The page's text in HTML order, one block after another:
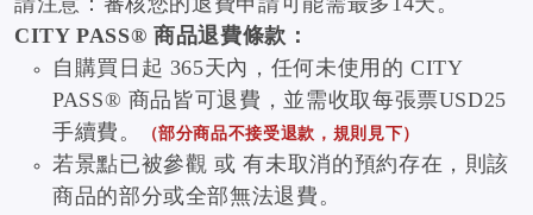
CITY PASS® 商品退費條款：
自購買日起 365天內，任何未使用的 CITY
PASS® 商品皆可退費，並需收取每張票USD25
手續費。
（部分商品不接受退款，規則見下）
若景點已被參觀 或 有未取消的預約存在，則該
商品的部分或全部無法退費。